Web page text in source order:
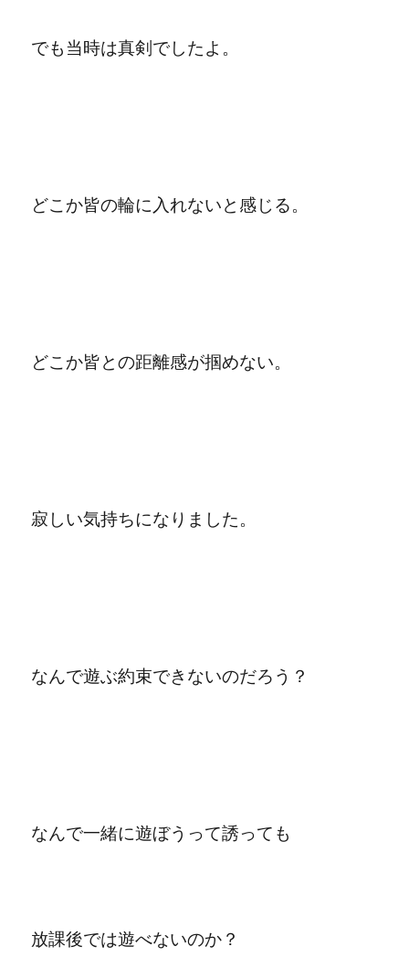
でも当時は真剣でしたよ。
どこか皆の輪に入れないと感じる。
どこか皆との距離感が掴めない。
寂しい気持ちになりました。
なんで遊ぶ約束できないのだろう？
なんで一緒に遊ぼうって誘っても
放課後では遊べないのか？